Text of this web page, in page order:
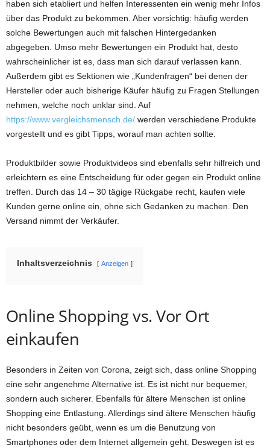
haben sich etabliert und helfen Interessenten ein wenig mehr Infos
über das Produkt zu bekommen. Aber vorsichtig: häufig werden
solche Bewertungen auch mit falschen Hintergedanken
abgegeben. Umso mehr Bewertungen ein Produkt hat, desto
wahrscheinlicher ist es, dass man sich darauf verlassen kann.
Außerdem gibt es Sektionen wie „Kundenfragen“ bei denen der
Hersteller oder auch bisherige Käufer häufig zu Fragen Stellungen
nehmen, welche noch unklar sind. Auf
https://www.vergleichsmensch.de/ werden verschiedene Produkte
vorgestellt und es gibt Tipps, worauf man achten sollte.
Produktbilder sowie Produktvideos sind ebenfalls sehr hilfreich und
erleichtern es eine Entscheidung für oder gegen ein Produkt online
treffen. Durch das 14 – 30 tägige Rückgabe recht, kaufen viele
Kunden gerne online ein, ohne sich Gedanken zu machen. Den
Versand nimmt der Verkäufer.
Inhaltsverzeichnis Anzeigen
Online Shopping vs. Vor Ort
einkaufen
Besonders in Zeiten von Corona, zeigt sich, dass online Shopping
eine sehr angenehme Alternative ist. Es ist nicht nur bequemer,
sondern auch sicherer. Ebenfalls für ältere Menschen ist online
Shopping eine Entlastung. Allerdings sind ältere Menschen häufig
nicht besonders geübt, wenn es um die Benutzung von
Smartphones oder dem Internet allgemein geht. Deswegen ist es